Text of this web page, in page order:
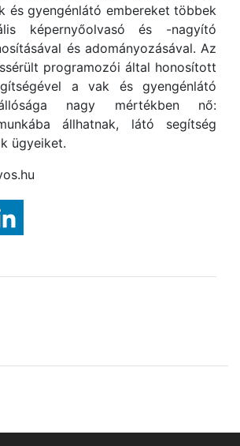
és gyengénlátó embereket többek
képernyőolvasó és -nagyító
és adományozásával. Az
programozói által honosított
a vak és gyengénlátó
nagy mértékben nő:
állhatnak, látó segítség
ügyeiket.